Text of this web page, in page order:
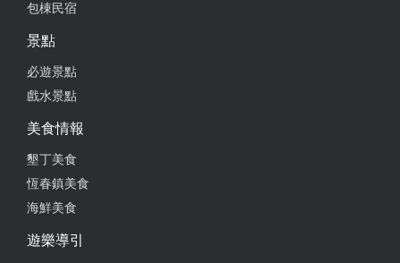
包棟民宿
景點
必遊景點
戲水景點
美食情報
墾丁美食
恆春鎮美食
海鮮美食
遊樂導引